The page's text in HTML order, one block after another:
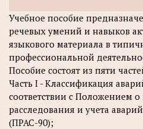
Учебное пособие
речевых умений и навыков
языкового материала в
профессиональной
Пособие состоят из пяти
Часть I - Классификация
соответствии с Положением
расследования и учета
(ПРАС-90);